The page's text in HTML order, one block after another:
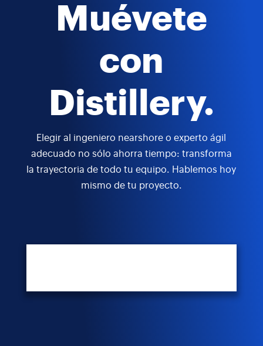
Muévete
con
Distillery.
Elegir al ingeniero nearshore o experto ágil
adecuado no sólo ahorra tiempo: transforma
la trayectoria de todo tu equipo. Hablemos hoy
mismo de tu proyecto.